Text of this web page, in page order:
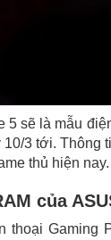
5 sẽ là mẫu
10/3 tới. Thông
thủ hiện nay.
của
thoại Gaming